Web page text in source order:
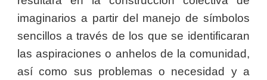
imaginarios a partir del manejo de símbolos
sencillos a través de los que se identificaran
las aspiraciones o anhelos de la comunidad,
así como sus problemas o necesidad y a